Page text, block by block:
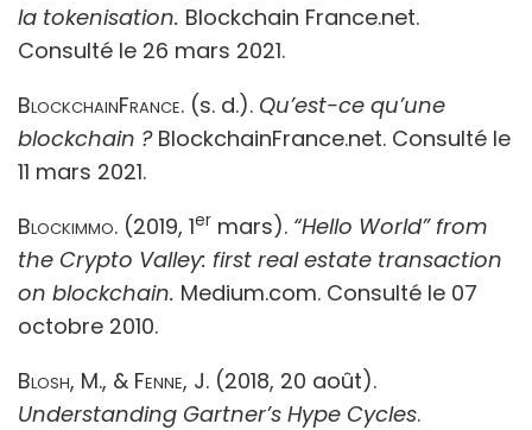
la tokenisation. Blockchain France.net.
Consulté le 26 mars 2021.
BlockchainFrance. (s. d.). Qu’est-ce qu’une
blockchain ? BlockchainFrance.net. Consulté le
11 mars 2021.
Blockimmo. (2019, 1er mars). “Hello World” from
the Crypto Valley: first real estate transaction
on blockchain. Medium.com. Consulté le 07
octobre 2010.
Blosh, M., & Fenne, J. (2018, 20 août).
Understanding Gartner’s Hype Cycles.